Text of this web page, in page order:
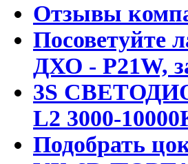
Отзывы
Посоветуйте
ДХО - P21W,
3S
L2 3000-
Подобрать